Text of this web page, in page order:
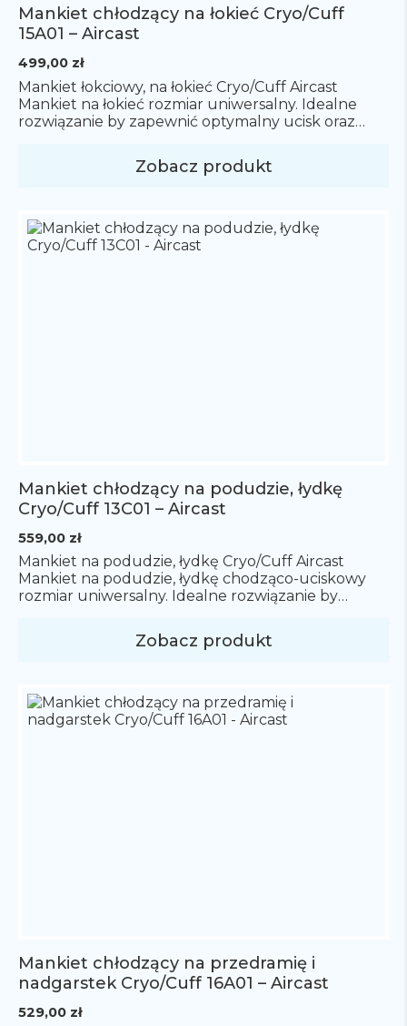
Mankiet chłodzący na łokieć Cryo/Cuff
15A01 – Aircast
499,00 zł
Mankiet łokciowy, na łokieć Cryo/Cuff Aircast
Mankiet na łokieć rozmiar uniwersalny. Idealne
rozwiązanie by zapewnić optymalny ucisk oraz
Cena nie zawiera termosu. Termos na zimną wodę
dostępny w osobnym zakupie.
Zobacz produkt
Mankiet chłodzący na podudzie, łydkę
Cryo/Cuff 13C01 – Aircast
559,00 zł
Mankiet na podudzie, łydkę Cryo/Cuff Aircast
Mankiet na podudzie, łydkę chodząco-uciskowy
rozmiar uniwersalny. Idealne rozwiązanie by
kontuzjowanej łydki. Termos na zimną wodę
dostępny w osobnym zakupie. Cena nie zawiera
Zobacz produkt
Mankiet chłodzący na przedramię i
nadgarstek Cryo/Cuff 16A01 – Aircast
529,00 zł